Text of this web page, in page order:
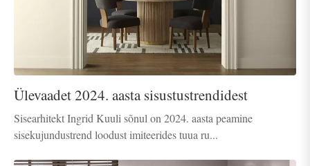
Ülevaadet 2024. aasta sisustustrendidest
Sisearhitekt Ingrid Kuuli sõnul on 2024. aasta peamine
sisekujundustrend loodust imiteerides tuua ru...